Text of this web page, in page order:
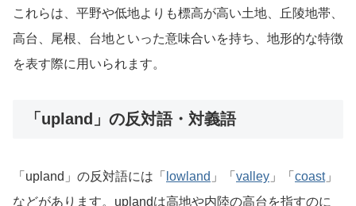
これらは、平野や低地よりも標高が高い土地、丘陵地帯、
高台、尾根、台地といった意味合いを持ち、地形的な特徴
を表す際に用いられます。
「upland」の反対語・対義語
「upland」の反対語には「 lowland 」「 valley 」「 coast」
などがあります。uplandは高地や内陸の高台を指すのに